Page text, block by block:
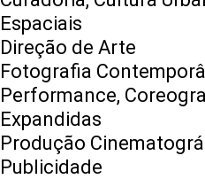
Espaciais
Direção de Arte
Fotografia
Performance,
Expandidas
Produção
Publicidade